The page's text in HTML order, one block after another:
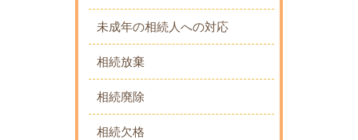
未成年の相続人への対応
相続放棄
相続廃除
相続欠格